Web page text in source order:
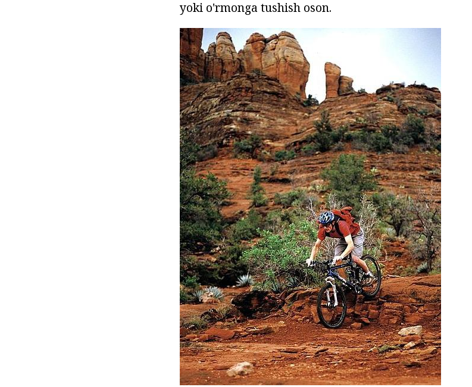
yoki o'rmonga tushish oson.